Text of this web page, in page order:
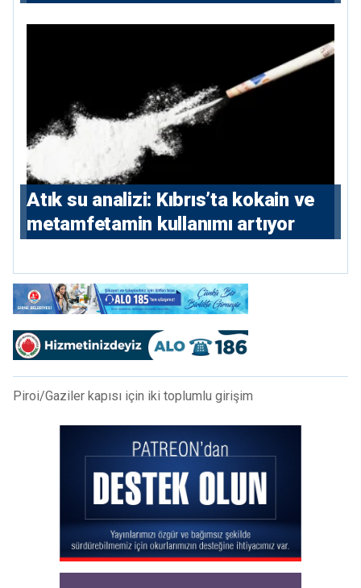
Atık su analizi: Kıbrıs’ta kokain ve
metamfetamin kullanımı artıyor
Piroi/Gaziler kapısı için iki toplumlu girişim